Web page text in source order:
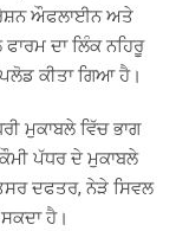
ਔਫਲਾਈਨ ਅਤੇ
ਦਾ ਲਿੰਕ ਨਹਿਰੂ
ਕੀਤਾ ਗਿਆ ਹੈ।
ਮੁਕਾਬਲੇ ਵਿੱਚ ਭਾਗ
ਪੱਧਰ ਦੇ ਮੁਕਾਬਲੇ
ਦਫਤਰ, ਨੇੜੇ ਸਿਵਲ
ਹੈ।